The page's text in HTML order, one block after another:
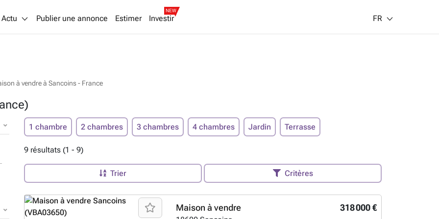
Actu Publier une annonce Estimer Investir
NEW
FR
à vendre à Sancoins - France
1 chambre 2 chambres 3 chambres 4 chambres Jardin Terrasse
9 résultats (1 - 9)
Trier Critères
318 000 €
Maison à vendre